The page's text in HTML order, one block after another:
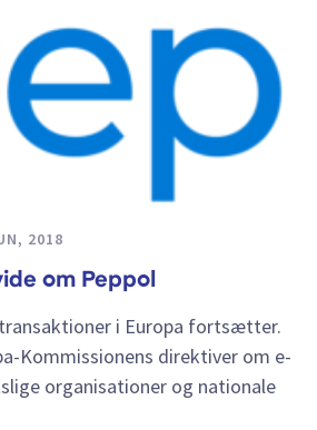
2018
om Peppol
i Europa fortsætter.
Kommissionens direktiver om e-
organisationer og nationale